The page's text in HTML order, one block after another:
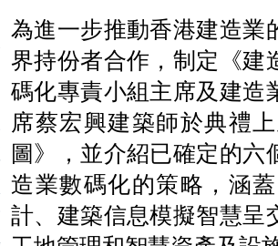
為進一步推動香港建造業
界持份者合作，制定《建
碼化專責小組主席及建造
席蔡宏興建築師於典禮
圖》，並介紹已確定的六
造業數碼化的策略，涵
計、建築信息模擬智慧呈